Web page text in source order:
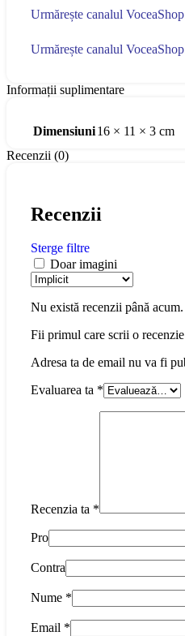
Urmărește canalul
Urmărește canalul
Informații suplimentare
Dimensiuni16 × 11 × 3 cm
Recenzii (0)
Recenzii
Sterge filtre
Doar imagini
Nu există recenzii până acum.
Fii primul care scrii o
Adresa ta de email nu va fi
Evaluarea ta *
Recenzia ta *
Pro
Contra
Nume *
Email *